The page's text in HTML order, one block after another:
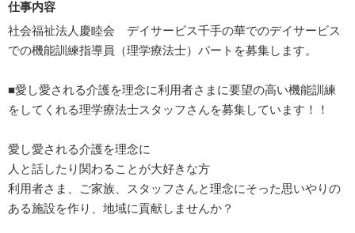
仕事内容
社会福祉法人慶睦会 デイサービス千手の華でのデイサービス
での機能訓練指導員（理学療法士）パートを募集します。
■愛し愛される介護を理念に利用者さまに要望の高い機能訓練
をしてくれる理学療法士スタッフさんを募集しています！！
愛し愛される介護を理念に
人と話したり関わることが大好きな方
利用者さま、ご家族、スタッフさんと理念にそった思いやりの
ある施設を作り、地域に貢献しませんか？